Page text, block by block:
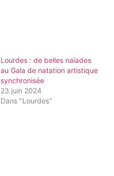
Lourdes : de belles naïades
au Gala de natation artistique
synchronisée
23 juin 2024
Dans "Lourdes"